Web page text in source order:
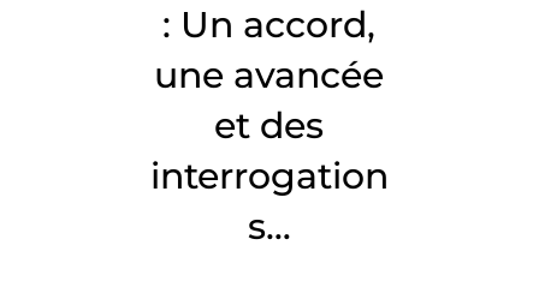
: Un accord,
une avancée
et des
interrogation
s…